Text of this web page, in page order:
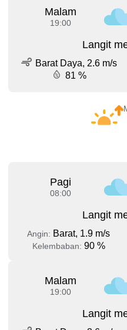
Malam
19:00
Langit
Barat Daya, 2.6 m/s
81 %
Pagi
08:00
Langit
Angin: Barat, 1.9 m/s
Kelembaban: 90 %
Malam
19:00
Langit